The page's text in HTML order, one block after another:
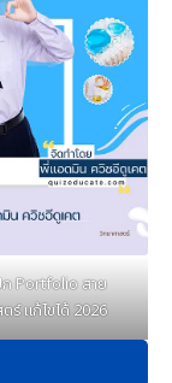
ก Portfolio สาย
ร์ แก้ไขได้ 2026